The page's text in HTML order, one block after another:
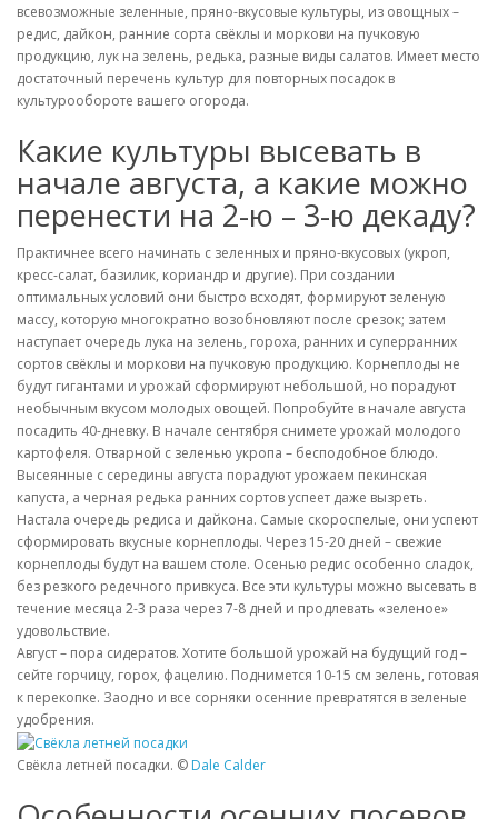
всевозможные зеленные, пряно-вкусовые культуры, из овощных –
редис, дайкон, ранние сорта свёклы и моркови на пучковую
продукцию, лук на зелень, редька, разные виды салатов. Имеет место
достаточный перечень культур для повторных посадок в
культурообороте вашего огорода.
Какие культуры высевать в
начале августа, а какие можно
перенести на 2-ю – 3-ю декаду?
Практичнее всего начинать с зеленных и пряно-вкусовых (укроп,
кресс-салат, базилик, кориандр и другие). При создании
оптимальных условий они быстро всходят, формируют зеленую
массу, которую многократно возобновляют после срезок; затем
наступает очередь лука на зелень, гороха, ранних и суперранних
сортов свёклы и моркови на пучковую продукцию. Корнеплоды не
будут гигантами и урожай сформируют небольшой, но порадуют
необычным вкусом молодых овощей. Попробуйте в начале августа
посадить 40-дневку. В начале сентября снимете урожай молодого
картофеля. Отварной с зеленью укропа – бесподобное блюдо.
Высеянные с середины августа порадуют урожаем пекинская
капуста, а черная редька ранних сортов успеет даже вызреть.
Настала очередь редиса и дайкона. Самые скороспелые, они успеют
сформировать вкусные корнеплоды. Через 15-20 дней – свежие
корнеплоды будут на вашем столе. Осенью редис особенно сладок,
без резкого редечного привкуса. Все эти культуры можно высевать в
течение месяца 2-3 раза через 7-8 дней и продлевать «зеленое»
удовольствие.
Август – пора сидератов. Хотите большой урожай на будущий год –
сейте горчицу, горох, фацелию. Поднимется 10-15 см зелень, готовая
к перекопке. Заодно и все сорняки осенние превратятся в зеленые
удобрения.
Свёкла летней посадки. © Dale Calder